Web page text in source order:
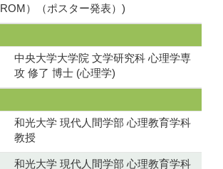
ROM）（ポスター発表）)
中央大学大学院 文学研究科 心理学専
攻 修了 博士 (心理学)
和光大学 現代人間学部 心理教育学科
教授
和光大学 現代人間学部 心理教育学科